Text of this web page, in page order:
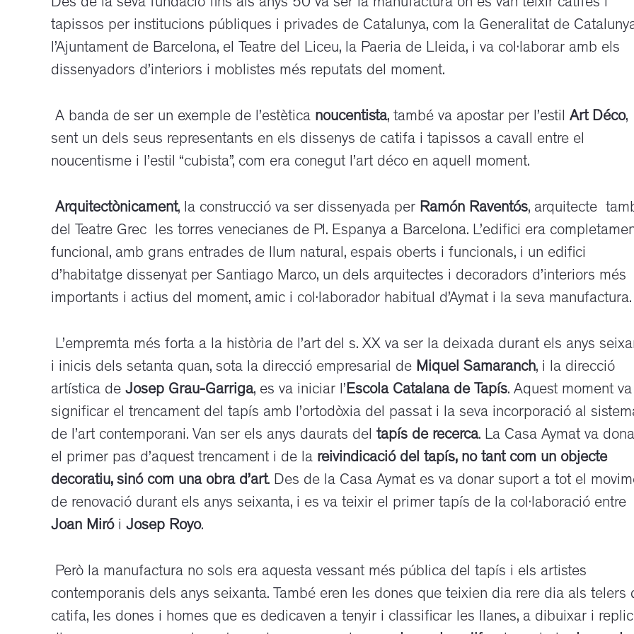
Des de la seva fundació fins als anys 50 va ser la manufactura on es van teixir catifes i
tapissos per institucions públiques i privades de Catalunya, com la Generalitat de
l’Ajuntament de Barcelona, el Teatre del Liceu, la Paeria de Lleida, i va col·laborar amb els
dissenyadors d’interiors i moblistes més reputats del moment.
A banda de ser un exemple de l’estètica noucentista, també va apostar per l’estil Art Déco,
sent un dels seus representants en els dissenys de catifa i tapissos a cavall entre el
noucentisme i l’estil “cubista”, com era conegut l’art déco en aquell moment.
Arquitectònicament, la construcció va ser dissenyada per Ramón Raventós, arquitecte
del Teatre Grec les torres venecianes de Pl. Espanya a Barcelona. L’edifici era
funcional, amb grans entrades de llum natural, espais oberts i funcionals, i un edifici
d’habitatge dissenyat per Santiago Marco, un dels arquitectes i decoradors d’interiors més
importants i actius del moment, amic i col·laborador habitual d’Aymat i la seva manufactura.
L’empremta més forta a la història de l’art del s. XX va ser la deixada durant els anys
i inicis dels setanta quan, sota la direcció empresarial de Miquel Samaranch, i la direcció
artística de Josep Grau-Garriga, es va iniciar l’Escola Catalana de Tapís. Aquest moment va
significar el trencament del tapís amb l’ortodòxia del passat i la seva incorporació al
de l’art contemporani. Van ser els anys daurats del tapís de recerca. La Casa Aymat va
el primer pas d’aquest trencament i de la reivindicació del tapís, no tant com un objecte
decoratiu, sinó com una obra d’art. Des de la Casa Aymat es va donar suport a tot el
de renovació durant els anys seixanta, i es va teixir el primer tapís de la col·laboració entre
Joan Mirói Josep Royo.
Però la manufactura no sols era aquesta vessant més pública del tapís i els artistes
contemporanis dels anys seixanta. També eren les dones que teixien dia rere dia als telers
catifa, les dones i homes que es dedicaven a tenyir i classificar les llanes, a dibuixar i